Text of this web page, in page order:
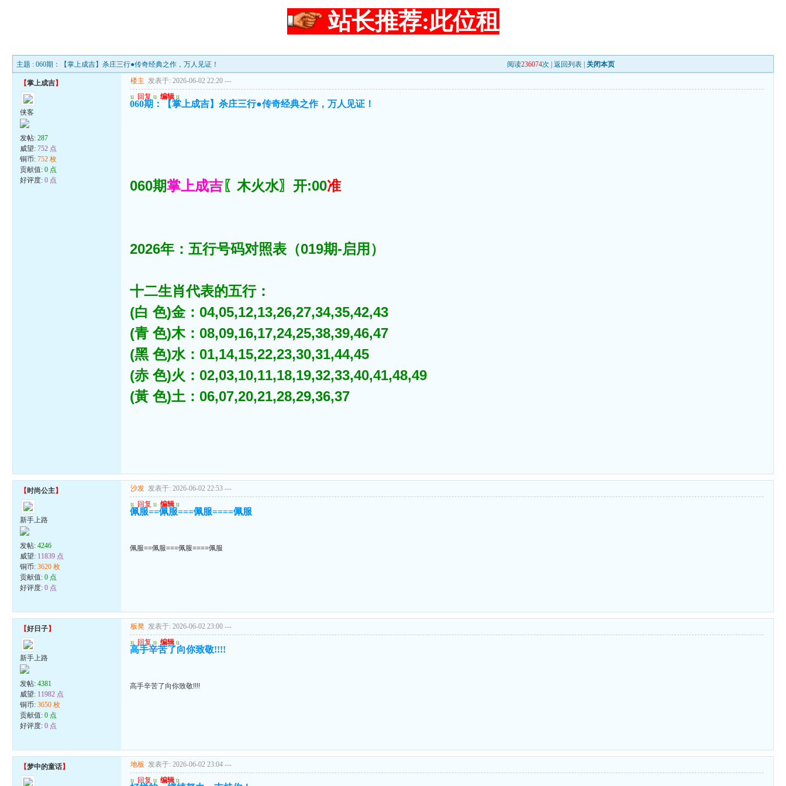
站长推荐:此位租
主题 : 060期：【掌上成吉】杀庄三行●传奇经典之作，万人见证！ 阅读236074次 |返回列表 关闭本页
【掌上成吉】
侠客
发帖:287
威望:752 点
铜币:752 枚
贡献值:0 点
好评度:0 点
楼主 发表于: 2026-06-02 22:20 ---
u 回复 u 编辑 u
060期：【掌上成吉】杀庄三行●传奇经典之作，万人见证！
060期掌上成吉 〖木火水〗开:00准
2026年：五行号码对照表（019期-启用）
十二生肖代表的五行：
(白 色)金：04,05,12,13,26,27,34,35,42,43
(青 色)木：08,09,16,17,24,25,38,39,46,47
(黑 色)水：01,14,15,22,23,30,31,44,45
(赤 色)火：02,03,10,11,18,19,32,33,40,41,48,49
(黃 色)土：06,07,20,21,28,29,36,37
【时尚公主】
新手上路
发帖:4246
威望: 11839 点
铜币:3620 枚
贡献值:0 点
好评度:0 点
沙发 发表于: 2026-06-02 22:53 ---
u 回复 u 编辑 u
佩服==佩服===佩服====佩服
佩服==佩服===佩服====佩服
【好日子】
新手上路
发帖:4381
威望: 11982 点
铜币:3650 枚
贡献值:0 点
好评度:0 点
板凳 发表于: 2026-06-02 23:00 ---
u 回复 u 编辑 u
高手辛苦了向你致敬!!!!
高手辛苦了向你致敬!!!!
【梦中的童话】 地板 发表于: 2026-06-02 23:04 ---
u 回复 u 编辑 u